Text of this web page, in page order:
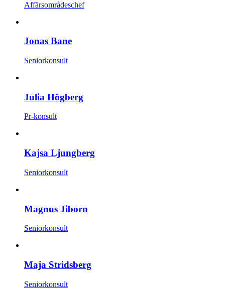
Affärsområdeschef
Jonas Bane
Seniorkonsult
Julia Högberg
Pr-konsult
Kajsa Ljungberg
Seniorkonsult
Magnus Jiborn
Seniorkonsult
Maja Stridsberg
Seniorkonsult